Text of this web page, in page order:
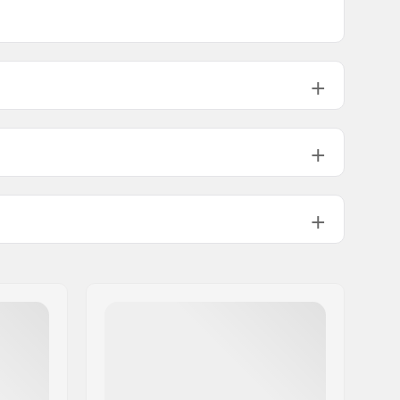
31.6" (80.3cm)
14" (35.6cm)
32" (81.3cm) 14.5" (36.8cm)
Double kicktail